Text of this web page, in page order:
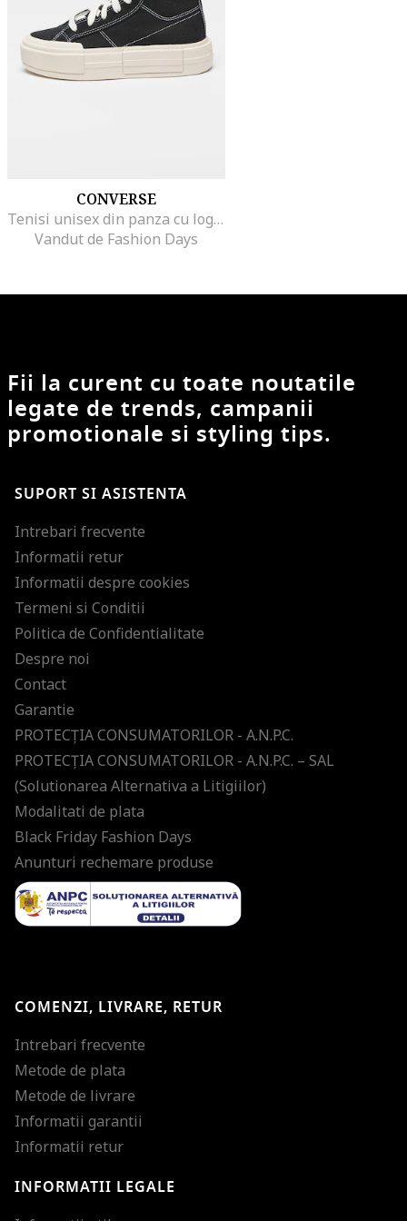
CONVERSE
Tenisi unisex din panza cu logo Chuck Taylor All Star Cruise, Negru
Vandut de Fashion Days
Fii la curent cu toate noutatile
legate de trends, campanii
promotionale si styling tips.
SUPORT SI ASISTENTA
Intrebari frecvente
Informatii retur
Informatii despre cookies
Termeni si Conditii
Politica de Confidentialitate
Despre noi
Contact
Garantie
PROTECŢIA CONSUMATORILOR - A.N.P.C.
PROTECŢIA CONSUMATORILOR - A.N.P.C. – SAL
(Solutionarea Alternativa a Litigiilor)
Modalitati de plata
Black Friday Fashion Days
Anunturi rechemare produse
COMENZI, LIVRARE, RETUR
Intrebari frecvente
Metode de plata
Metode de livrare
Informatii garantii
Informatii retur
INFORMATII LEGALE